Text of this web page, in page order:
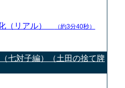
（リアル） （約3分40秒）
七対子編）（土田の捨て牌